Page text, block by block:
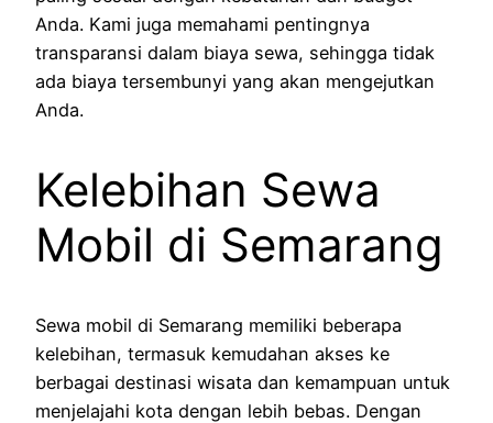
Anda. Kami juga memahami pentingnya
transparansi dalam biaya sewa, sehingga tidak
ada biaya tersembunyi yang akan mengejutkan
Anda.
Kelebihan Sewa
Mobil di Semarang
Sewa mobil di Semarang memiliki beberapa
kelebihan, termasuk kemudahan akses ke
berbagai destinasi wisata dan kemampuan untuk
menjelajahi kota dengan lebih bebas. Dengan